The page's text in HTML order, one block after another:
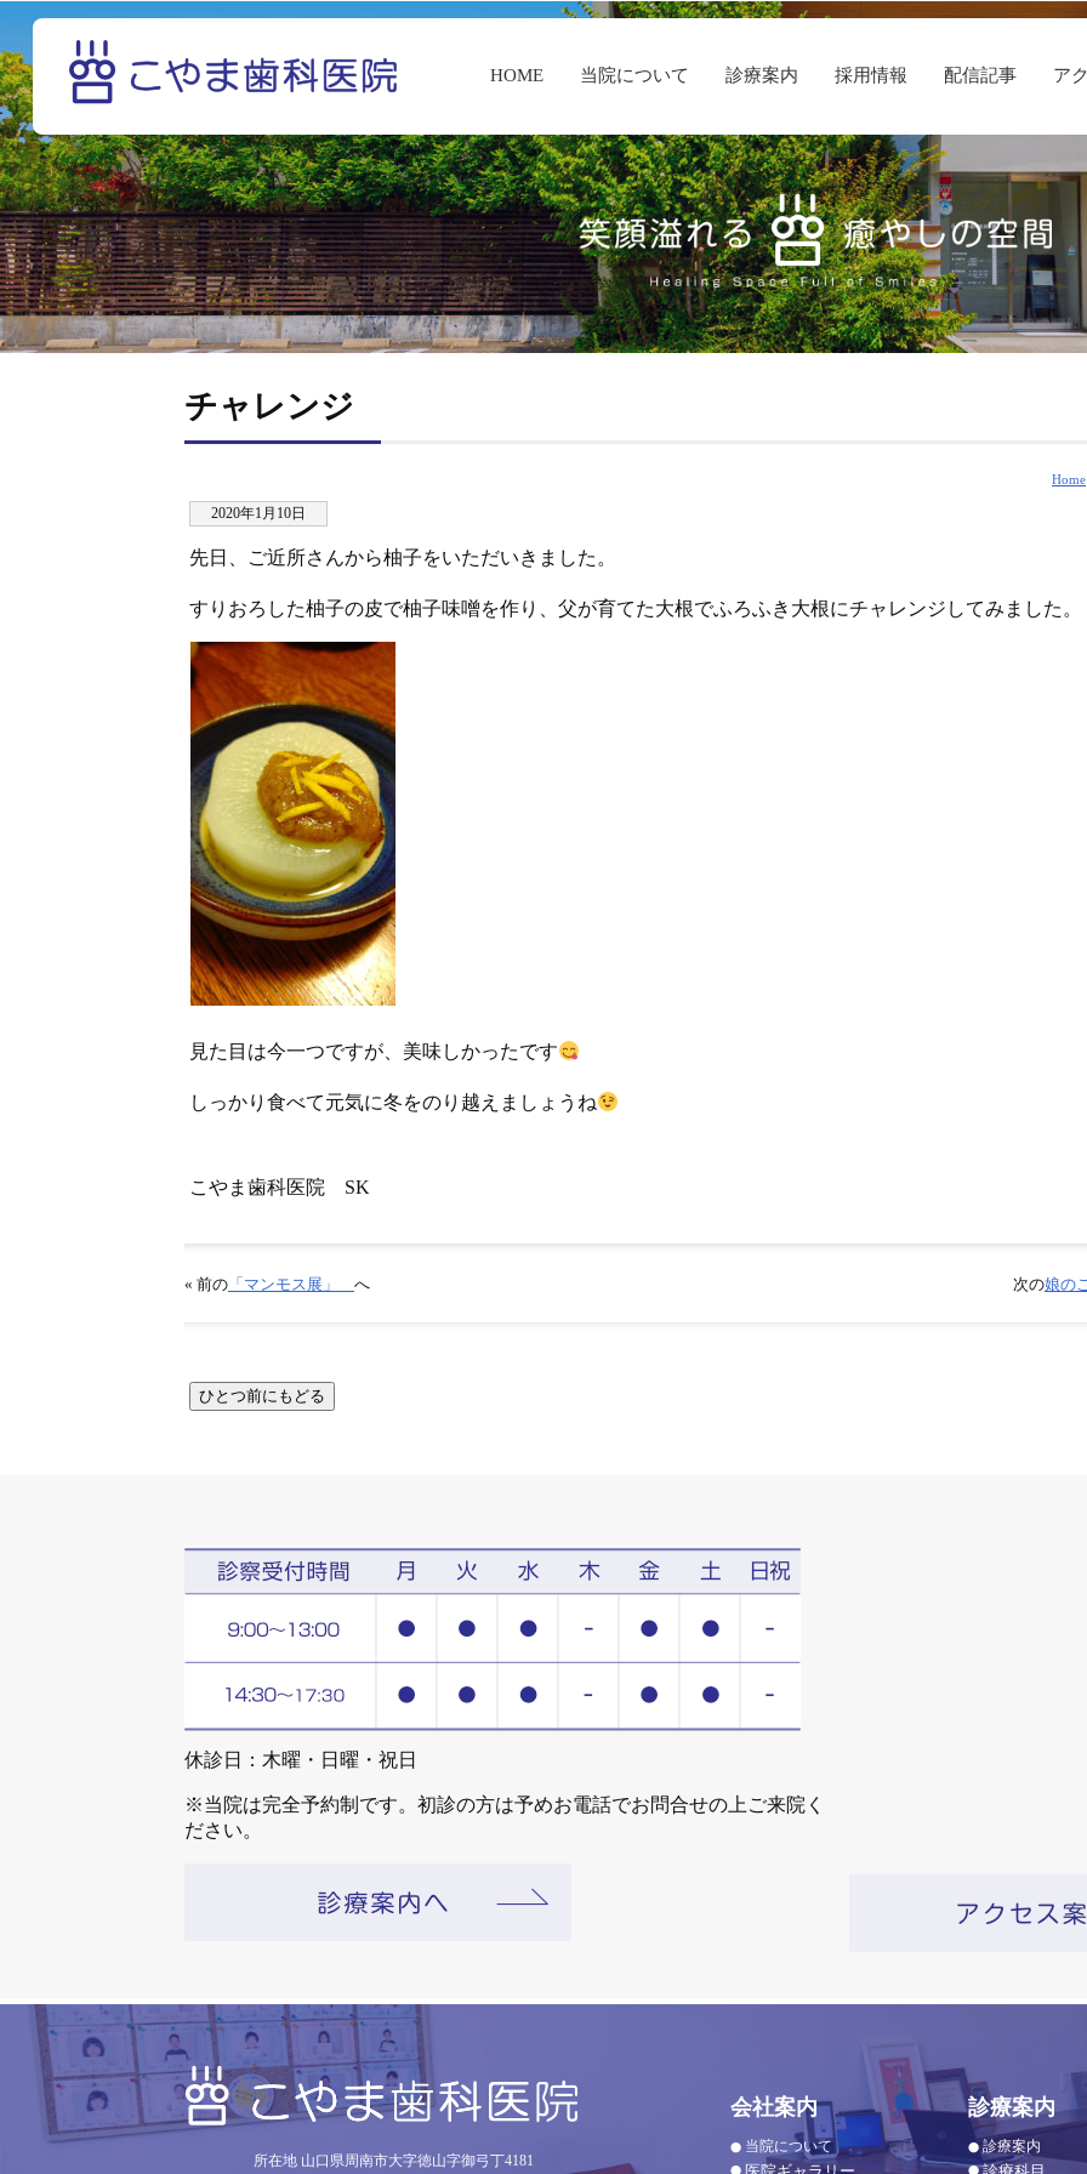
HOME 当院について 診療案内 採用情報 配信記事 ア
チャレンジ
Home
2020年1月10日
先日、ご近所さんから柚子をいただいきました。
すりおろした柚子の皮で柚子味噌を作り、父が育てた大根でふろふき大根にチャレンジしてみました。
見た目は今一つですが、美味しかったです
しっかり食べて元気に冬をのり越えましょうね
こやま歯科医院 SK
« 前の 「マンモス展」 へ 次の娘の
休診日：木曜・日曜・祝日
※当院は完全予約制です。初診の方は予めお電話でお問合せの上ご来院く
ださい。
所在地 山口県周南市大字徳山字御弓丁4181
会社案内
当院について
診療案内
診療案内